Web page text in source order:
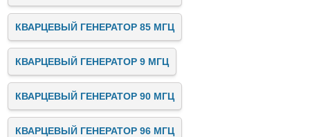
КВАРЦЕВЫЙ ГЕНЕРАТОР 85 МГЦ
КВАРЦЕВЫЙ ГЕНЕРАТОР 9 МГЦ
КВАРЦЕВЫЙ ГЕНЕРАТОР 90 МГЦ
КВАРЦЕВЫЙ ГЕНЕРАТОР 96 МГЦ